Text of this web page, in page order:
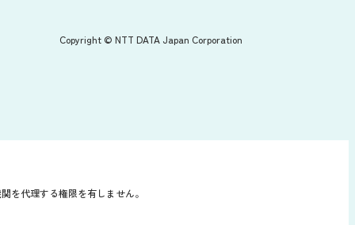
Copyright © NTT DATA Japan Corporation
を代理する権限を有しません。